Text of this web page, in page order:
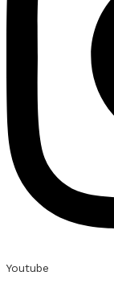
Youtube